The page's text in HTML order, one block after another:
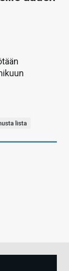
lista